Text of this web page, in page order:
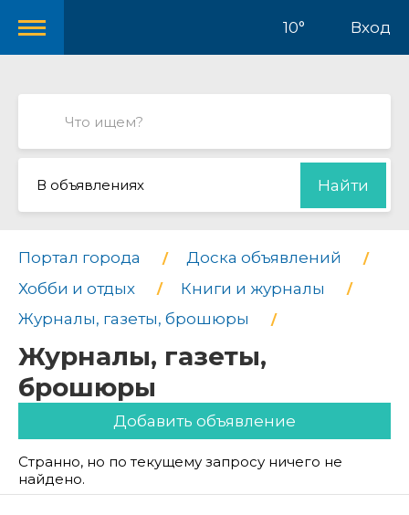
10° Вход
В объявлениях Найти
Портал города
Доска объявлений
Хобби и отдых
Книги и журналы
Журналы, газеты, брошюры
Журналы, газеты,
брошюры
Добавить объявление
Странно, но по текущему запросу ничего не
найдено.